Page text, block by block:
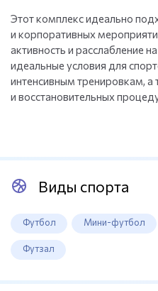
Этот комплекс идеально
и корпоративных
активность и расслабление
идеальные условия для
интенсивным тренировкам,
и восстановительных
Виды спорта
Футбол Мини-футбол
Футзал